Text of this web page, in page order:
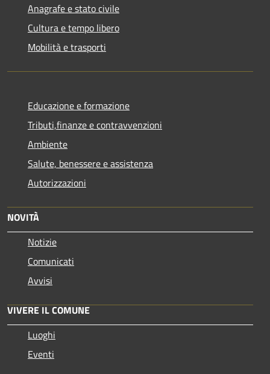
Anagrafe e stato civile
Cultura e tempo libero
Mobilità e trasporti
Educazione e formazione
Tributi,finanze e contravvenzioni
Ambiente
Salute, benessere e assistenza
Autorizzazioni
NOVITÀ
Notizie
Comunicati
Avvisi
VIVERE IL COMUNE
Luoghi
Eventi